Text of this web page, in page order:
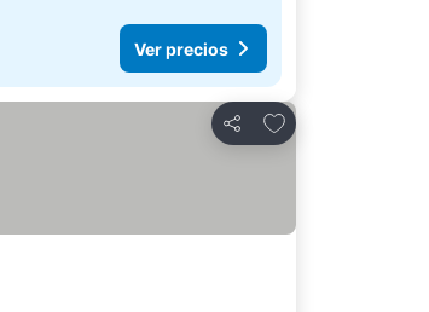
Ver precios
Compartir
Agregar a favoritos